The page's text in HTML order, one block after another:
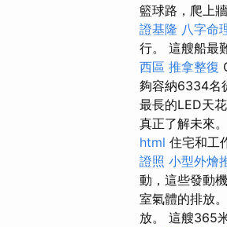
籃球路，爬上
證基隆 八字命
行。 這艘船最
西區 推拿整復
夠容納6334名
最長的LED天花
真正了解未來
html 住宅和工
證照 小型外燴
動，這些發動
室氣體的排放。
放。 這艘365